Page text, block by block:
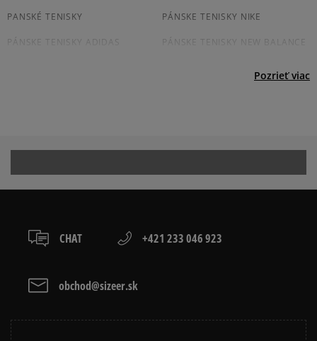
Dostupné spôsoby platby:
prevod,
PANSKÉ TENISKY PÁNSKE TENISKY NIKE
PÁNSKE TENISKY ADIDAS PÁNSKE TENISKY NEW BALANCE
Prezrite si populárne kolekcie pánskych tenisiek:
ADIDAS CAMPUS
ADIDAS SUPERSTAR
STAR
Pozrieť viac
CHAT +421 233 046 923
obchod@sizeer.sk